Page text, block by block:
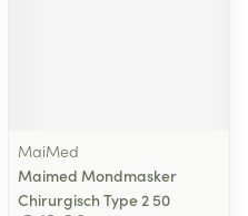
MaiMed
Maimed Mondmasker
Chirurgisch Type 2 50